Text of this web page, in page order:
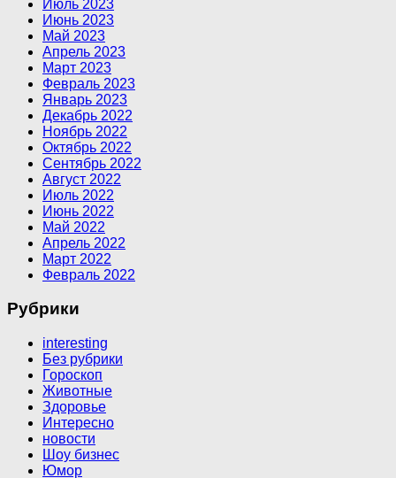
Июль 2023
Июнь 2023
Май 2023
Апрель 2023
Март 2023
Февраль 2023
Январь 2023
Декабрь 2022
Ноябрь 2022
Октябрь 2022
Сентябрь 2022
Август 2022
Июль 2022
Июнь 2022
Май 2022
Апрель 2022
Март 2022
Февраль 2022
Рубрики
interesting
Без рубрики
Гороскоп
Животные
Здоровье
Интересно
новости
Шоу бизнес
Юмор